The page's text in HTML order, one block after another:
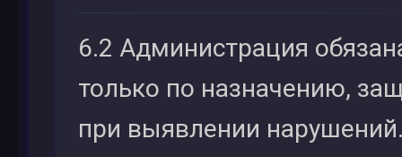
6.2 Администрация
только по назначению,
при выявлении